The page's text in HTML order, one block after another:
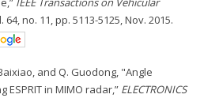
64, no. 11, pp. 5113-5125, Nov. 2015.
and Q. Guodong, "Angle
ESPRIT in MIMO radar,” ELECTRONICS